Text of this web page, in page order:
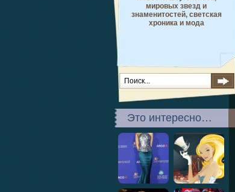
мировых звезд и
знаменитостей, светская
хроника и мода
Это интересно…